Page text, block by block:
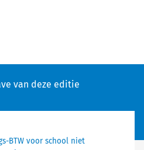
van deze editie
BTW voor school niet